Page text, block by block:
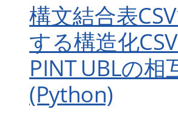
構文結合表
する構造化
PINT UBLの相
(Python)